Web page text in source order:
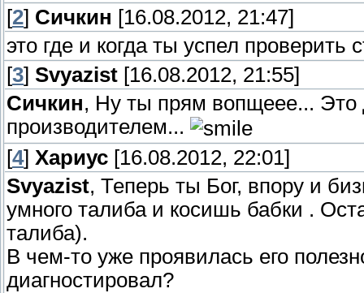
[2] Сичкин [16.08.2012, 21:47]
это где и когда ты успел проверить
[3] Svyazist [16.08.2012, 21:55]
Сичкин, Ну ты прям вопщеее... Это
производителем...
[4] Хариус [16.08.2012, 22:01]
Svyazist, Теперь ты Бог, впору и
умного талиба и косишь бабки .
талиба).
В чем-то уже проявилась его
диагностировал?